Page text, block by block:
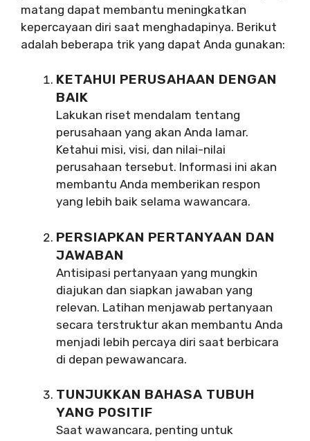
matang dapat membantu meningkatkan
kepercayaan diri saat menghadapinya. Berikut
adalah beberapa trik yang dapat Anda gunakan:
KETAHUI PERUSAHAAN DENGAN
BAIK
Lakukan riset mendalam tentang
perusahaan yang akan Anda lamar.
Ketahui misi, visi, dan nilai-nilai
perusahaan tersebut. Informasi ini akan
membantu Anda memberikan respon
yang lebih baik selama wawancara.
PERSIAPKAN PERTANYAAN DAN
JAWABAN
Antisipasi pertanyaan yang mungkin
diajukan dan siapkan jawaban yang
relevan. Latihan menjawab pertanyaan
secara terstruktur akan membantu Anda
menjadi lebih percaya diri saat berbicara
di depan pewawancara.
TUNJUKKAN BAHASA TUBUH
YANG POSITIF
Saat wawancara, penting untuk